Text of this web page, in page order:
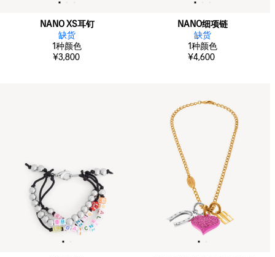
NANO XS耳钉
缺货
1种颜色
¥3,800
NANO细项链
缺货
1种颜色
¥4,600